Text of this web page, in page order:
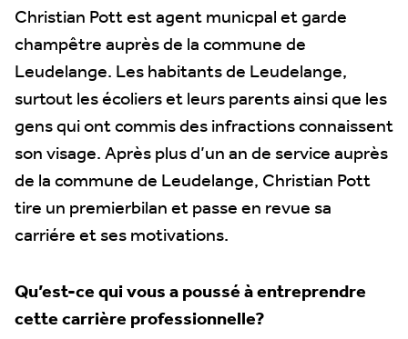
Christian Pott est agent municpal et garde
champêtre auprès de la commune de
Leudelange. Les habitants de Leudelange,
surtout les écoliers et leurs parents ainsi que les
gens qui ont commis des infractions connaissent
son visage. Après plus d’un an de service auprès
de la commune de Leudelange, Christian Pott
tire un premierbilan et passe en revue sa
carriére et ses motivations.
Qu’est-ce qui vous a poussé à entreprendre
cette carrière professionnelle?